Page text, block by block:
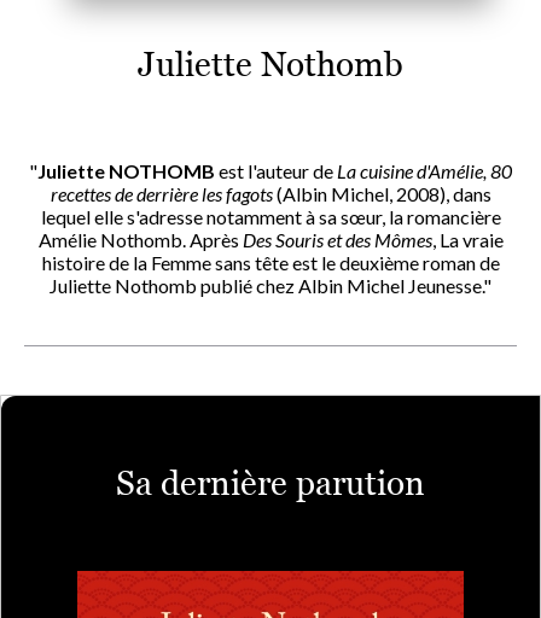
Juliette Nothomb
"Juliette NOTHOMB est l'auteur de La cuisine d'Amélie, 80
recettes de derrière les fagots(Albin Michel, 2008), dans
lequel elle s'adresse notamment à sa sœur, la romancière
Amélie Nothomb. Après Des Souris et des Mômes, La vraie
histoire de la Femme sans tête est le deuxième roman de
Juliette Nothomb publié chez Albin Michel Jeunesse."
Sa dernière parution